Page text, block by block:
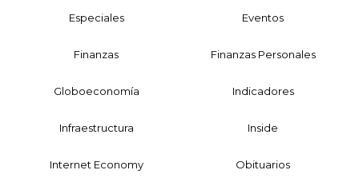
Especiales Eventos
Finanzas Finanzas Personales
Globoeconomía Indicadores
Infraestructura Inside
Internet Economy Obituarios